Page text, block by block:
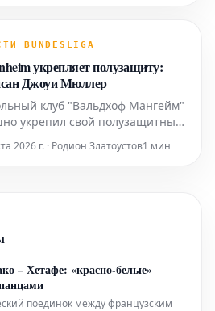
BUNDESLIGA
укрепляет полузащиту:
Джоуи Мюллер
клуб "Вальдхоф Мангейм"
укрепил свой полузащитный
Мюллером. 25-летний игрок,
2026 г. · Родион Златоустов1 мин
– Хетафе: «красно-белые»
поединок между французским